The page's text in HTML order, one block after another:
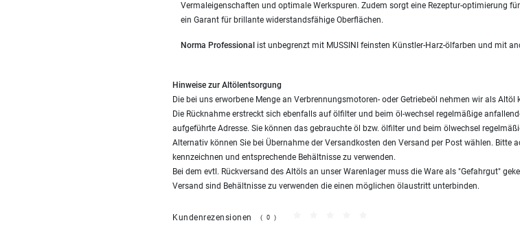
Vermaleigenschaften und optimale Werkspuren. Zudem sorgt eine Rezeptur-optimierung
ein Garant für brillante widerstandsfähige Oberflächen.
Norma Professional ist unbegrenzt mit MUSSINI feinsten Künstler-Harz-ölfarben und mit
Hinweise zur Altölentsorgung
Die bei uns erworbene Menge an Verbrennungsmotoren- oder Getriebeöl nehmen wir als
Die Rücknahme erstreckt sich ebenfalls auf ölfilter und beim öl-wechsel regelmäßige
aufgeführte Adresse. Sie können das gebrauchte öl bzw. ölfilter und beim ölwechsel
Alternativ können Sie bei Übernahme der Versandkosten den Versand per Post wählen. Bitte
kennzeichnen und entsprechende Behältnisse zu verwenden.
Bei dem evtl. Rückversand des Altöls an unser Warenlager muss die Ware als "Gefahrgut"
Versand sind Behältnisse zu verwenden die einen möglichen ölaustritt unterbinden.
Kundenrezensionen (0)